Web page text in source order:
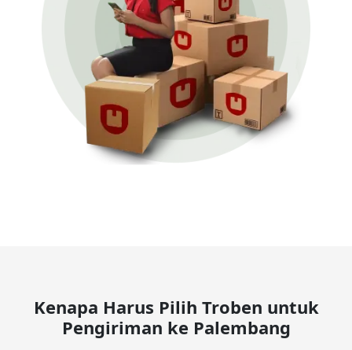
Kenapa Harus Pilih Troben untuk
Pengiriman ke Palembang